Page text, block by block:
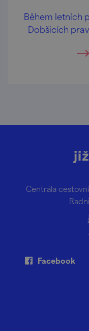
Během letních
Dobšicích
Centrála
Facebook